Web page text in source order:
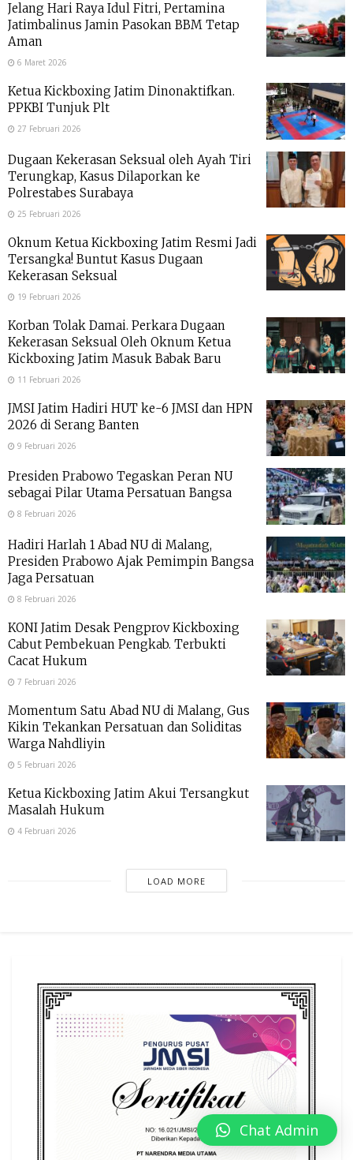
Jelang Hari Raya Idul Fitri, Pertamina
Jatimbalinus Jamin Pasokan BBM Tetap
Aman
6 Maret 2026
Ketua Kickboxing Jatim Dinonaktifkan.
PPKBI Tunjuk Plt
27 Februari 2026
Dugaan Kekerasan Seksual oleh Ayah Tiri
Terungkap, Kasus Dilaporkan ke
Polrestabes Surabaya
25 Februari 2026
Oknum Ketua Kickboxing Jatim Resmi Jadi
Tersangka! Buntut Kasus Dugaan
Kekerasan Seksual
19 Februari 2026
Korban Tolak Damai. Perkara Dugaan
Kekerasan Seksual Oleh Oknum Ketua
Kickboxing Jatim Masuk Babak Baru
11 Februari 2026
JMSI Jatim Hadiri HUT ke-6 JMSI dan HPN
2026 di Serang Banten
9 Februari 2026
Presiden Prabowo Tegaskan Peran NU
sebagai Pilar Utama Persatuan Bangsa
8 Februari 2026
Hadiri Harlah 1 Abad NU di Malang,
Presiden Prabowo Ajak Pemimpin Bangsa
Jaga Persatuan
8 Februari 2026
KONI Jatim Desak Pengprov Kickboxing
Cabut Pembekuan Pengkab. Terbukti
Cacat Hukum
7 Februari 2026
Momentum Satu Abad NU di Malang, Gus
Kikin Tekankan Persatuan dan Soliditas
Warga Nahdliyin
5 Februari 2026
Ketua Kickboxing Jatim Akui Tersangkut
Masalah Hukum
4 Februari 2026
LOAD MORE
Chat Admin